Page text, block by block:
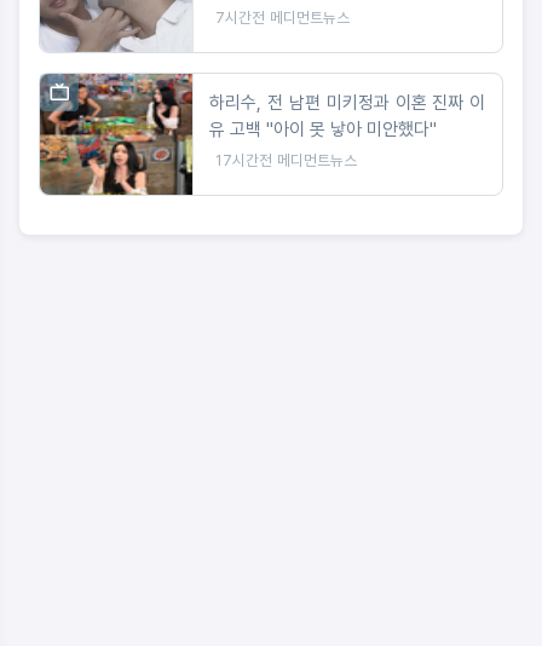
7시간전 메디먼트뉴스
하리수, 전 남편 미키정과 이혼 진짜 이
유 고백 "아이 못 낳아 미안했다"
17시간전 메디먼트뉴스